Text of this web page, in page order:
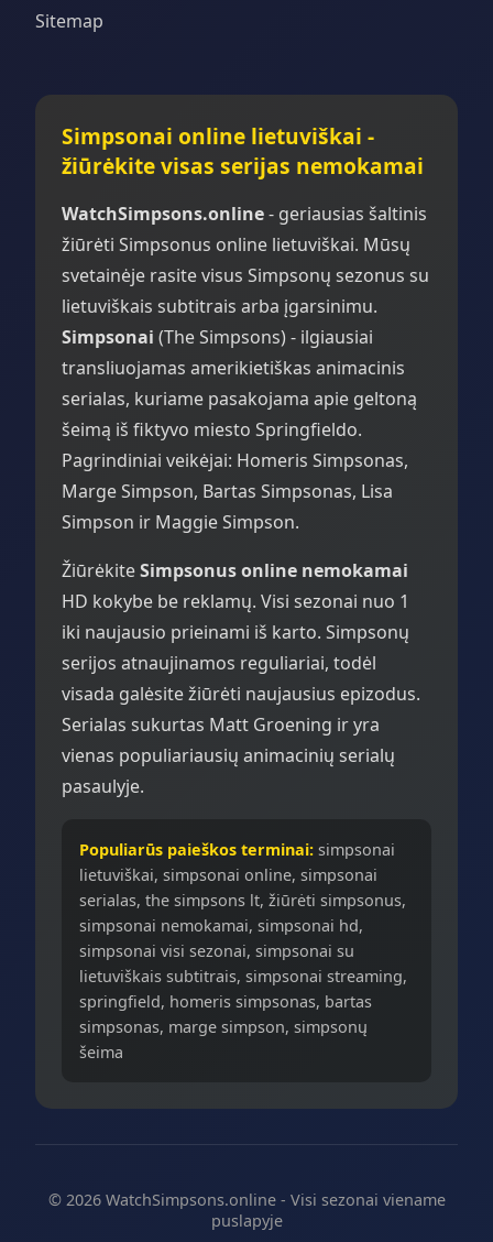
Sitemap
Simpsonai online lietuviškai -
žiūrėkite visas serijas nemokamai
WatchSimpsons.online- geriausias šaltinis
žiūrėti Simpsonus online lietuviškai. Mūsų
svetainėje rasite visus Simpsonų sezonus su
lietuviškais subtitrais arba įgarsinimu.
Simpsonai (The Simpsons) - ilgiausiai
transliuojamas amerikietiškas animacinis
serialas, kuriame pasakojama apie geltoną
šeimą iš fiktyvo miesto Springfieldo.
Pagrindiniai veikėjai: Homeris Simpsonas,
Marge Simpson, Bartas Simpsonas, Lisa
Simpson ir Maggie Simpson.
ŽiūrėkiteSimpsonus online nemokamai
HD kokybe be reklamų. Visi sezonai nuo 1
iki naujausio prieinami iš karto. Simpsonų
serijos atnaujinamos reguliariai, todėl
visada galėsite žiūrėti naujausius epizodus.
Serialas sukurtas Matt Groening ir yra
vienas populiariausių animacinių serialų
pasaulyje.
Populiarūs paieškos terminai: simpsonai
lietuviškai, simpsonai online, simpsonai
serialas, the simpsons lt, žiūrėti simpsonus,
simpsonai nemokamai, simpsonai hd,
simpsonai visi sezonai, simpsonai su
lietuviškais subtitrais, simpsonai streaming,
springfield, homeris simpsonas, bartas
simpsonas, marge simpson, simpsonų
šeima
© 2026 WatchSimpsons.online - Visi sezonai viename
puslapyje